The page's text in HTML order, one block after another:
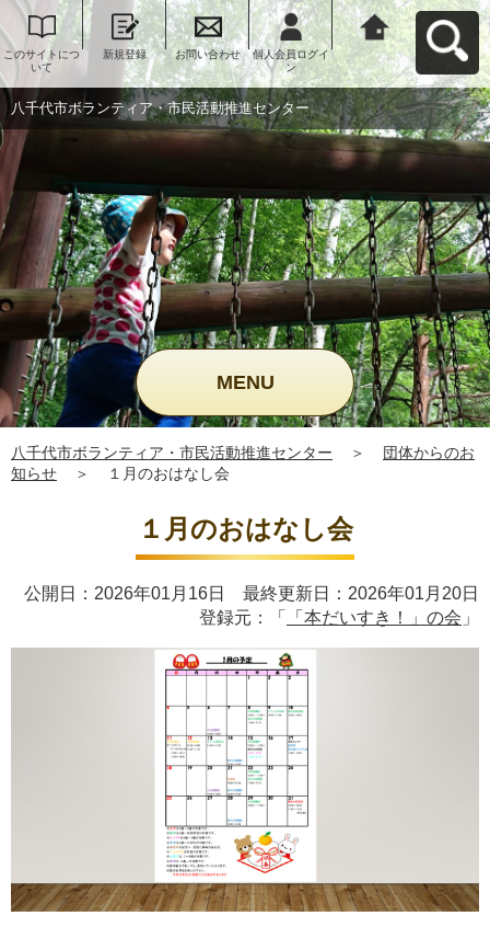
このサイトにつ
いて
新規登録 お問い合わせ
個人会員ログイ
ン
八千代市ボラン
ティア・市民活
動推進センター
へ戻る
八千代市ボランティア・市民活動推進センター
MENU
八千代市ボランティア・市民活動推進センター ＞
団体からのお
知らせ
＞ １月のおはなし会
１月のおはなし会
公開日：2026年01月16日 最終更新日：2026年01月20日
登録元：「
「本だいすき！」の会 」